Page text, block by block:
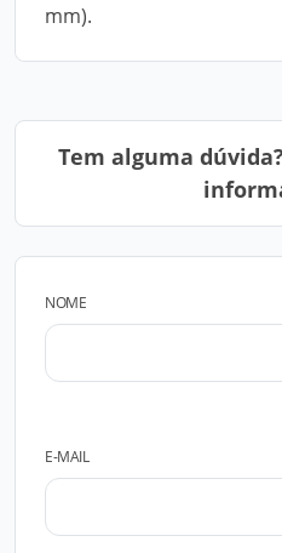
mm).
Tem alguma
NOME
E-MAIL